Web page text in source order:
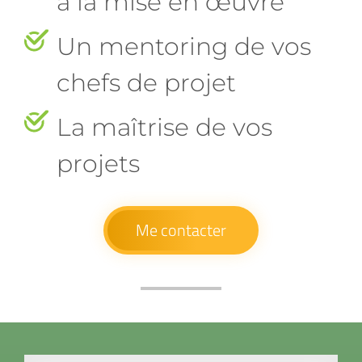
Un mentoring de vos
chefs de projet
La maîtrise de vos
projets
Me contacter